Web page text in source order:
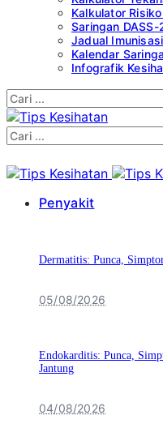
Kalkulator
Saringan DASS-
Jadual
Kalendar
Infografik
Cari:
Cari:
Penyakit
Dermatitis: Punca,
05/08/2026
Endokarditis: Punca,
Jantung
04/08/2026